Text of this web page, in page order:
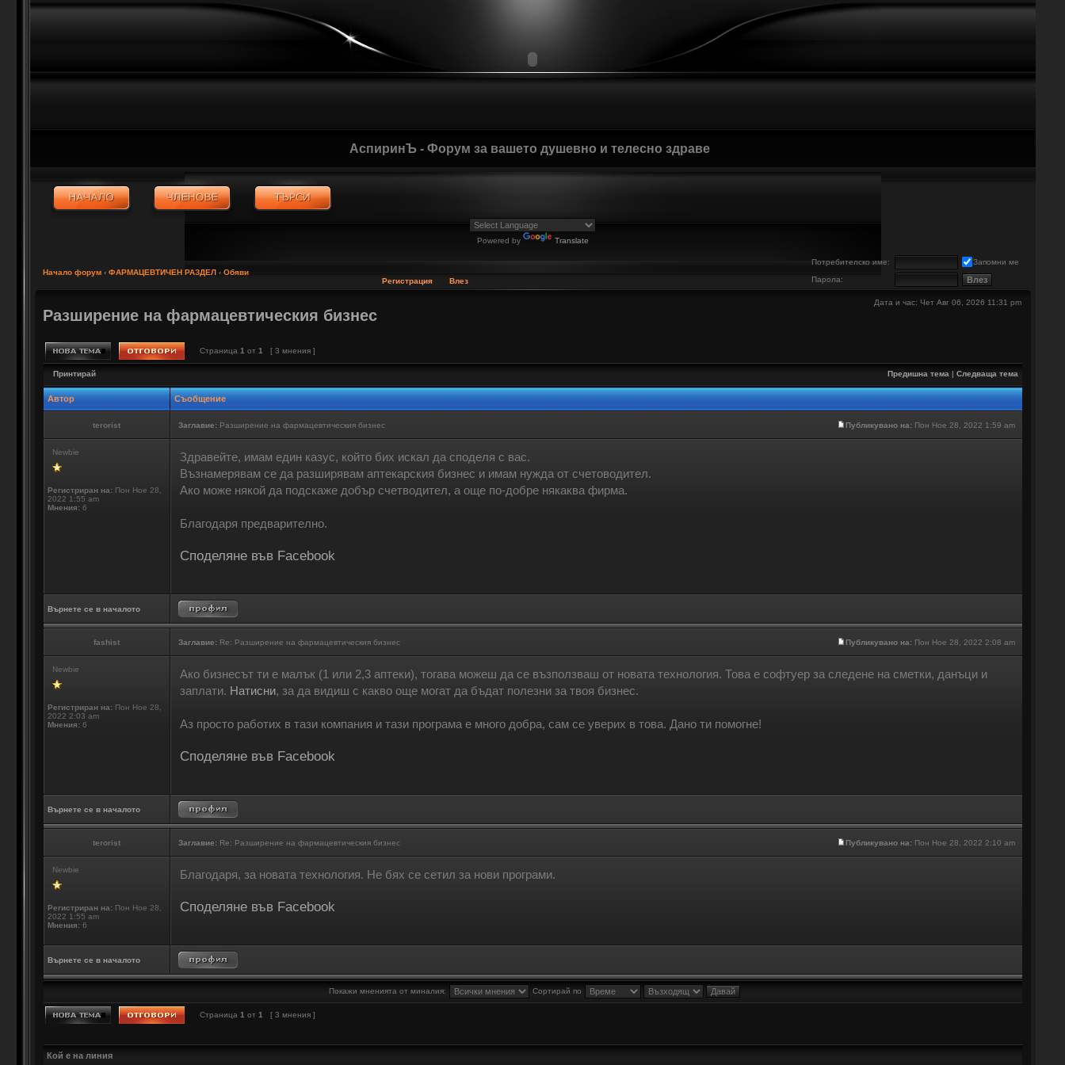
АспиринЪ - Форум за вашето душевно и телесно здраве
Powered by Translate
Потребителско име:
Запомни ме
Парола:
Начало форум ‹ ФАРМАЦЕВТИЧЕН РАЗДЕЛ ‹ Обяви
Регистрация
Влез
Дата и час: Чет Авг 06, 2026 11:31 pm
Разширение на фармацевтическия бизнес
Страница 1 от 1 [ 3 мнения ]
Принтирай Предишна тема | Следваща тема
Автор Съобщение
terorist Заглавие:Разширение на фармацевтическия бизнес Публикувано на:Пон Ное 28, 2022 1:59 am
Newbie
Регистриран на:Пон Ное 28,
2022 1:55 am
Мнения:6
Здравейте, имам един казус, който бих искал да споделя с вас.
Възнамерявам се да разширявам аптекарския бизнес и имам нужда от счетоводител.
Ако може някой да подскаже добър счетводител, а още по-добре някаква фирма.
Благодаря предварително.
Споделяне във Facebook
Върнете се в началото
fashist Заглавие:Re: Разширение на фармацевтическия бизнес Публикувано на:Пон Ное 28, 2022 2:08 am
Newbie
Регистриран на:Пон Ное 28,
2022 2:03 am
Мнения:6
Ако бизнесът ти е малък (1 или 2,3 аптеки), тогава можеш да се възползваш от новата технология. Това е софтуер за следене на сметки, данъци и
заплати. Натисни, за да видиш с какво още могат да бъдат полезни за твоя бизнес.
Аз просто работих в тази компания и тази програма е много добра, сам се уверих в това. Дано ти помогне!
Споделяне във Facebook
Върнете се в началото
terorist Заглавие:Re: Разширение на фармацевтическия бизнес Публикувано на:Пон Ное 28, 2022 2:10 am
Newbie
Регистриран на:Пон Ное 28,
2022 1:55 am
Мнения:6
Благодаря, за новата технология. Не бях се сетил за нови програми.
Споделяне във Facebook
Върнете се в началото
Покажи мненията от миналия: Сортирай по
Страница 1 от 1 [ 3 мнения ]
Кой е на линия